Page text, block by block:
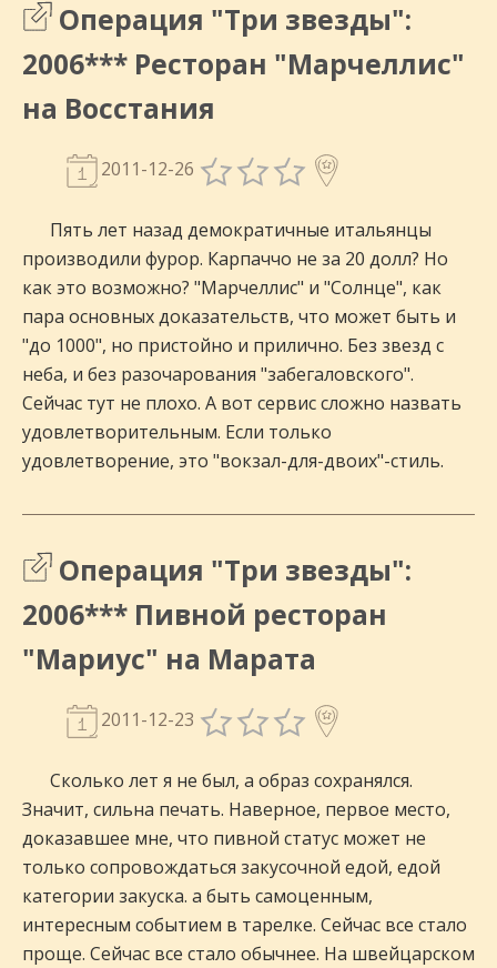
Операция "Три звезды":
2006*** Ресторан "Марчеллис"
на Восстания
2011-12-26
Пять лет назад демократичные итальянцы
производили фурор. Карпаччо не за 20 долл? Но
как это возможно? "Марчеллис" и "Солнце", как
пара основных доказательств, что может быть и
"до 1000", но пристойно и прилично. Без звезд с
неба, и без разочарования "забегаловского".
Сейчас тут не плохо. А вот сервис сложно назвать
удовлетворительным. Если только
удовлетворение, это "вокзал-для-двоих"-стиль.
Операция "Три звезды":
2006*** Пивной ресторан
"Мариус" на Марата
2011-12-23
Сколько лет я не был, а образ сохранялся.
Значит, сильна печать. Наверное, первое место,
доказавшее мне, что пивной статус может не
только сопровождаться закусочной едой, едой
категории закуска. а быть самоценным,
интересным событием в тарелке. Сейчас все стало
проще. Сейчас все стало обычнее. На швейцарском